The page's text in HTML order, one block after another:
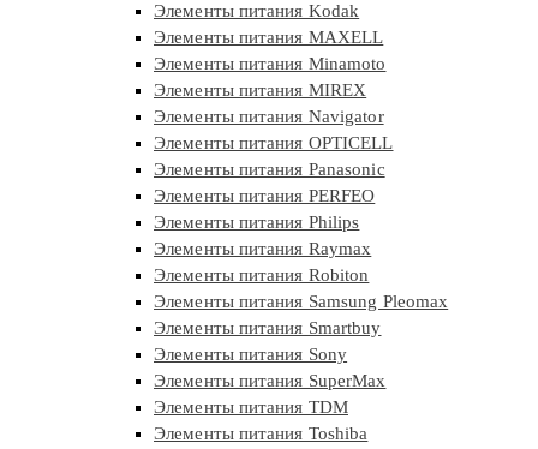
Элементы питания Kodak
Элементы питания MAXELL
Элементы питания Minamoto
Элементы питания MIREX
Элементы питания Navigator
Элементы питания OPTICELL
Элементы питания Panasonic
Элементы питания PERFEO
Элементы питания Philips
Элементы питания Raymax
Элементы питания Robiton
Элементы питания Samsung Pleomax
Элементы питания Smartbuy
Элементы питания Sony
Элементы питания SuperMax
Элементы питания TDM
Элементы питания Toshiba